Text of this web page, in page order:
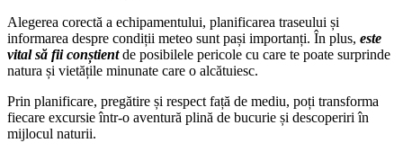
Alegerea corectă a echipamentului, planificarea traseului și
informarea despre condiții meteo sunt pași importanți. În plus, este
vital să fii conștientde posibilele pericole cu care te poate surprinde
natura și vietățile minunate care o alcătuiesc.
Prin planificare, pregătire și respect față de mediu, poți transforma
fiecare excursie într-o aventură plină de bucurie și descoperiri în
mijlocul naturii.